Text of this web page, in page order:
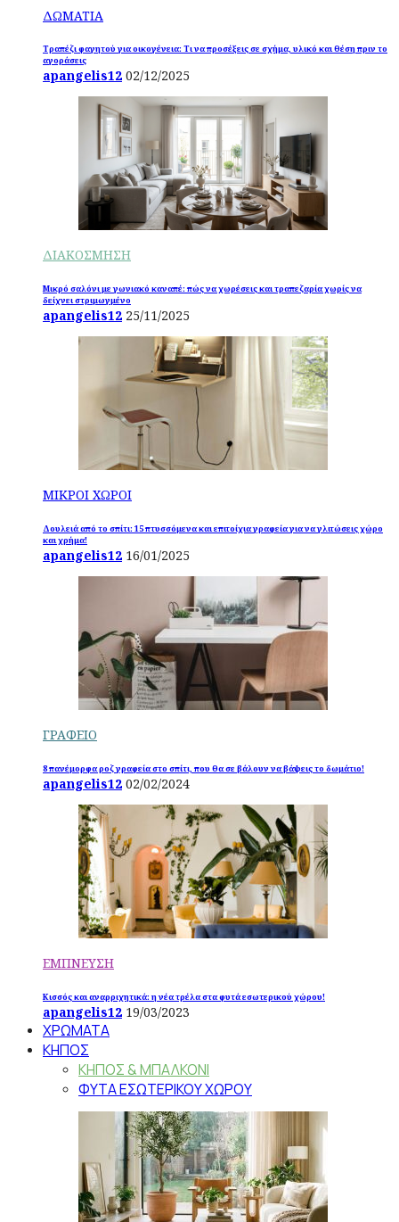
ΔΩΜΑΤΙΑ
Τραπέζι φαγητού για οικογένεια: Τι να προσέξεις σε σχήμα, υλικό και θέση πριν το
αγοράσεις
apangelis12 02/12/2025
ΔΙΑΚΟΣΜΗΣΗ
Μικρό σαλόνι με γωνιακό καναπέ: πώς να χωρέσεις και τραπεζαρία χωρίς να
δείχνει στριμωγμένο
apangelis12 25/11/2025
ΜΙΚΡΟΙ ΧΩΡΟΙ
Δουλειά από το σπίτι: 15 πτυσσόμενα και επιτοίχια γραφεία για να γλιτώσεις χώρο
και χρήμα!
apangelis12 16/01/2025
ΓΡΑΦΕΙΟ
8 πανέμορφα ροζ γραφεία στο σπίτι, που θα σε βάλουν να βάψεις το δωμάτιο!
apangelis12 02/02/2024
ΕΜΠΝΕΥΣΗ
Κισσός και αναρριχητικά: η νέα τρέλα στα φυτά εσωτερικού χώρου!
apangelis12 19/03/2023
ΧΡΩΜΑΤΑ
ΚΗΠΟΣ
ΚΗΠΟΣ & ΜΠΑΛΚΟΝΙ
ΦΥΤΑ ΕΣΩΤΕΡΙΚΟΥ ΧΩΡΟΥ